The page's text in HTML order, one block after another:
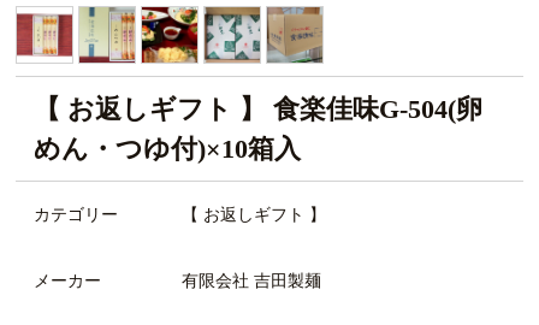
【 お返しギフト 】 食楽佳味G-504(卵
めん・つゆ付)×10箱入
カテゴリー 【 お返しギフト 】
メーカー 有限会社 吉田製麺